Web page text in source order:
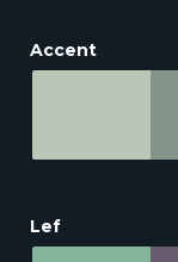
Accent
Lef